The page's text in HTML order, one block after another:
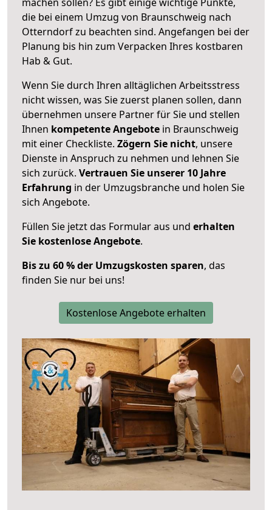
die bei einem Umzug von Braunschweig nach
Otterndorf zu beachten sind. Angefangen bei der
Planung bis hin zum Verpacken Ihres kostbaren
Hab & Gut.
Wenn Sie durch Ihren alltäglichen Arbeitsstress
nicht wissen, was Sie zuerst planen sollen, dann
übernehmen unsere Partner für Sie und stellen
Ihnen kompetente Angebote in Braunschweig
mit einer Checkliste. Zögern Sie nicht, unsere
Dienste in Anspruch zu nehmen und lehnen Sie
sich zurück. Vertrauen Sie unserer 10 Jahre
Erfahrung in der Umzugsbranche und holen Sie
sich Angebote.
Füllen Sie jetzt das Formular aus und erhalten
Sie kostenlose Angebote.
Bis zu 60 % der Umzugskosten sparen, das
finden Sie nur bei uns!
Kostenlose Angebote erhalten